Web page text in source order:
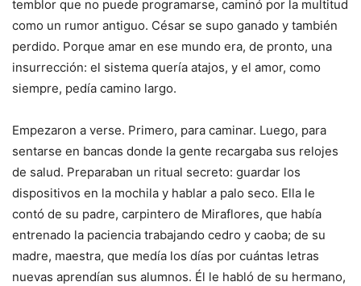
temblor que no puede programarse, caminó por la multitud
como un rumor antiguo. César se supo ganado y también
perdido. Porque amar en ese mundo era, de pronto, una
insurrección: el sistema quería atajos, y el amor, como
siempre, pedía camino largo.
Empezaron a verse. Primero, para caminar. Luego, para
sentarse en bancas donde la gente recargaba sus relojes
de salud. Preparaban un ritual secreto: guardar los
dispositivos en la mochila y hablar a palo seco. Ella le
contó de su padre, carpintero de Miraflores, que había
entrenado la paciencia trabajando cedro y caoba; de su
madre, maestra, que medía los días por cuántas letras
nuevas aprendían sus alumnos. Él le habló de su hermano,